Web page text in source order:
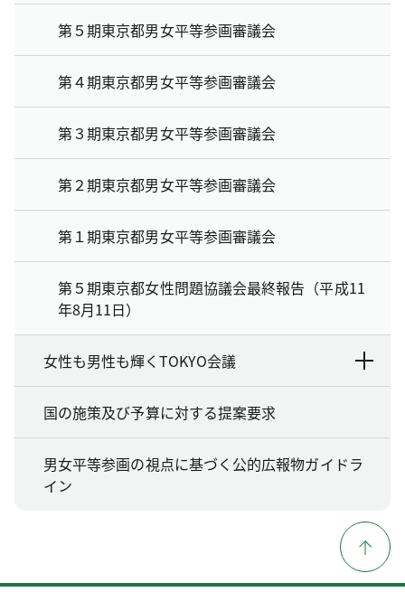
第５期東京都男女平等参画審議会
第４期東京都男女平等参画審議会
第３期東京都男女平等参画審議会
第２期東京都男女平等参画審議会
第１期東京都男女平等参画審議会
第５期東京都女性問題協議会最終報告（平成11
年8月11日）
女性も男性も輝くTOKYO会議
国の施策及び予算に対する提案要求
男女平等参画の視点に基づく公的広報物ガイドラ
イン